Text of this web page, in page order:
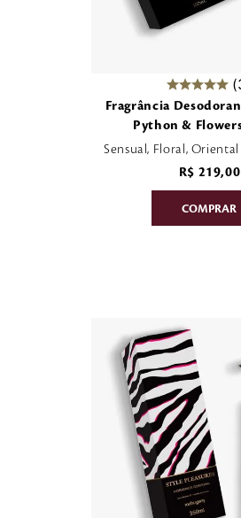
Fragrância
Python &
Sensual, Floral,
R$ 219,00